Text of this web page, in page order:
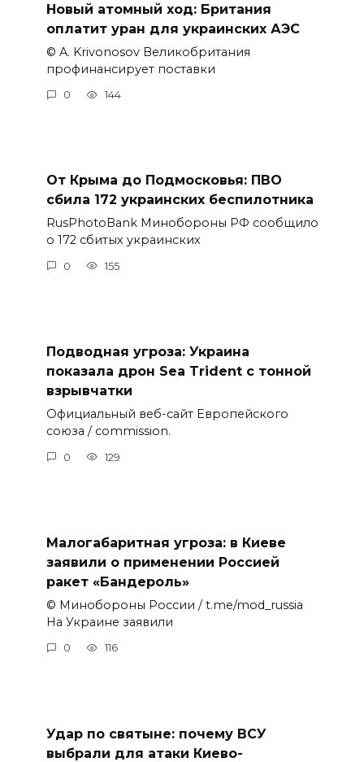
Новый атомный ход: Британия
оплатит уран для украинских АЭС
© A. Krivonosov Великобритания
профинансирует поставки
0 144
От Крыма до Подмосковья: ПВО
сбила 172 украинских беспилотника
RusPhotoBank Минобороны РФ сообщило
о 172 сбитых украинских
0 155
Подводная угроза: Украина
показала дрон Sea Trident с тонной
взрывчатки
Официальный веб-сайт Европейского
союза / commission.
0 129
Малогабаритная угроза: в Киеве
заявили о применении Россией
ракет «Бандероль»
© Минобороны России / t.me/mod_russia
На Украине заявили
0 116
Удар по святыне: почему ВСУ
выбрали для атаки Киево-